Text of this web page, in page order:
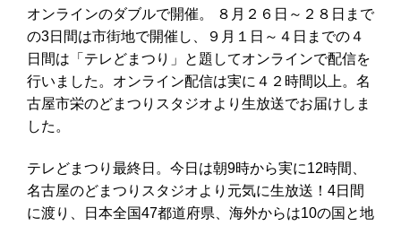
オンラインのダブルで開催。 ８月２６日～２８日まで
の3日間は市街地で開催し、９月１日～４日までの４
日間は「テレどまつり」と題してオンラインで配信を
行いました。オンライン配信は実に４２時間以上。名
古屋市栄のどまつりスタジオより生放送でお届けしま
した。
テレどまつり最終日。今日は朝9時から実に12時間、
名古屋のどまつりスタジオより元気に生放送！4日間
に渡り、日本全国47都道府県、海外からは10の国と地